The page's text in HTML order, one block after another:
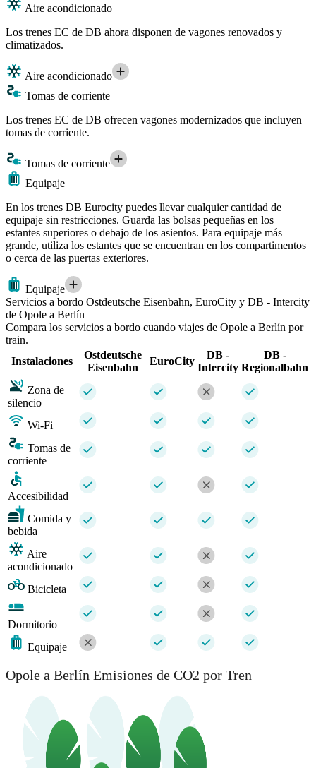
Aire acondicionado
Los trenes EC de DB ahora disponen de vagones renovados y
climatizados.
Aire acondicionado
Tomas de corriente
Los trenes EC de DB ofrecen vagones modernizados que incluyen
tomas de corriente.
Tomas de corriente
Equipaje
En los trenes DB Eurocity puedes llevar cualquier cantidad de
equipaje sin restricciones. Guarda las bolsas pequeñas en los
estantes superiores o debajo de los asientos. Para equipaje más
grande, utiliza los estantes que se encuentran en los compartimentos
o cerca de las puertas exteriores.
Equipaje
Servicios a bordo Ostdeutsche Eisenbahn, EuroCity y DB - Intercity
de Opole a Berlín
Compara los servicios a bordo cuando viajes de Opole a Berlín por
train.
Instalaciones
Ostdeutsche
Eisenbahn
EuroCity
DB -
Intercity
DB -
Regionalbahn
Zona de
silencio
Wi-Fi
Tomas de
corriente
Accesibilidad
Comida y
bebida
Aire
acondicionado
Bicicleta
Dormitorio
Equipaje
Opole a Berlín Emisiones de CO2 por Tren